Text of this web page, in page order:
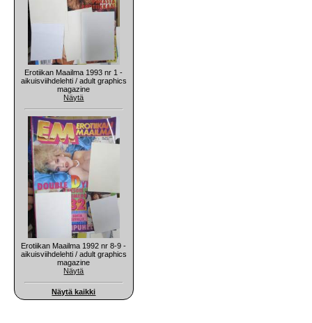
Erotiikan Maailma 1993 nr 1 -
aikuisviihdelehti / adult graphics
magazine
Näytä
Erotiikan Maailma 1992 nr 8-9 -
aikuisviihdelehti / adult graphics
magazine
Näytä
Näytä kaikki